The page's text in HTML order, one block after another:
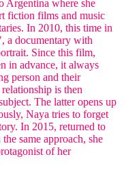
Argentina where she
fiction films and music
In 2010, this time in
a documentary with
Since this film,
in advance, it always
person and their
is then
The latter opens up
Naya tries to forget
In 2015, returned to
same approach, she
of her